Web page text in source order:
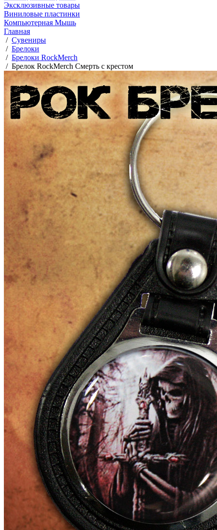
Эксклюзивные товары
Виниловые пластинки
Компьютерная Мышь
Главная
/ Сувениры
/ Брелоки
/ Брелоки RockMerch
/ Брелок RockMerch Смерть с крестом